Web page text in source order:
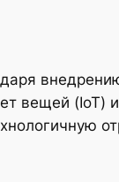
вещей (IoT)